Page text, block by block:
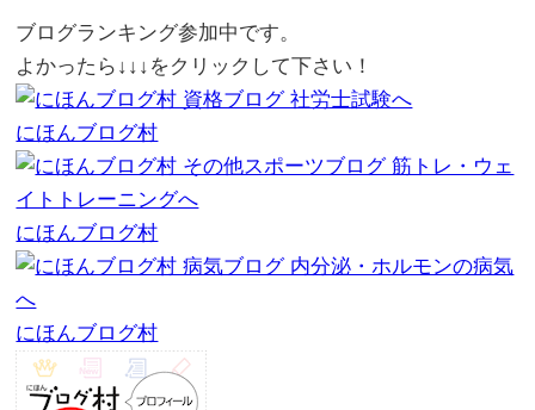
ブログランキング参加中です。
よかったら↓↓↓をクリックして下さい！
にほんブログ村
にほんブログ村
にほんブログ村